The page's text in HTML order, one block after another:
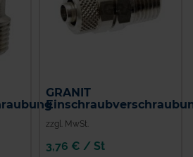
GRANIT
zzgl. MwSt.
3,76 € / St